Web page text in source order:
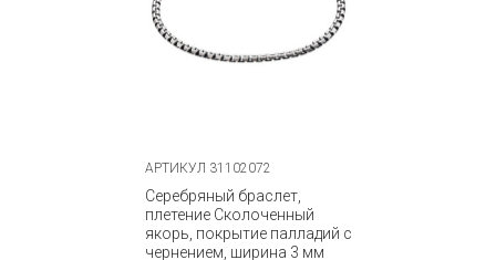
АРТИКУЛ 31102072
Серебряный браслет,
плетение Сколоченный
якорь, покрытие палладий с
чернением, ширина 3 мм